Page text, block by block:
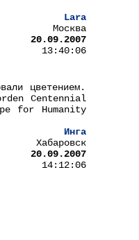
Lara
Москва
20.09.2007
13:40:06
цветением.
Centennial
for Humanity
Инга
Хабаровск
20.09.2007
14:12:06